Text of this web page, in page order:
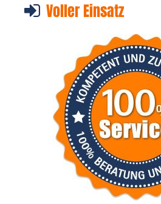
Voller Einsatz